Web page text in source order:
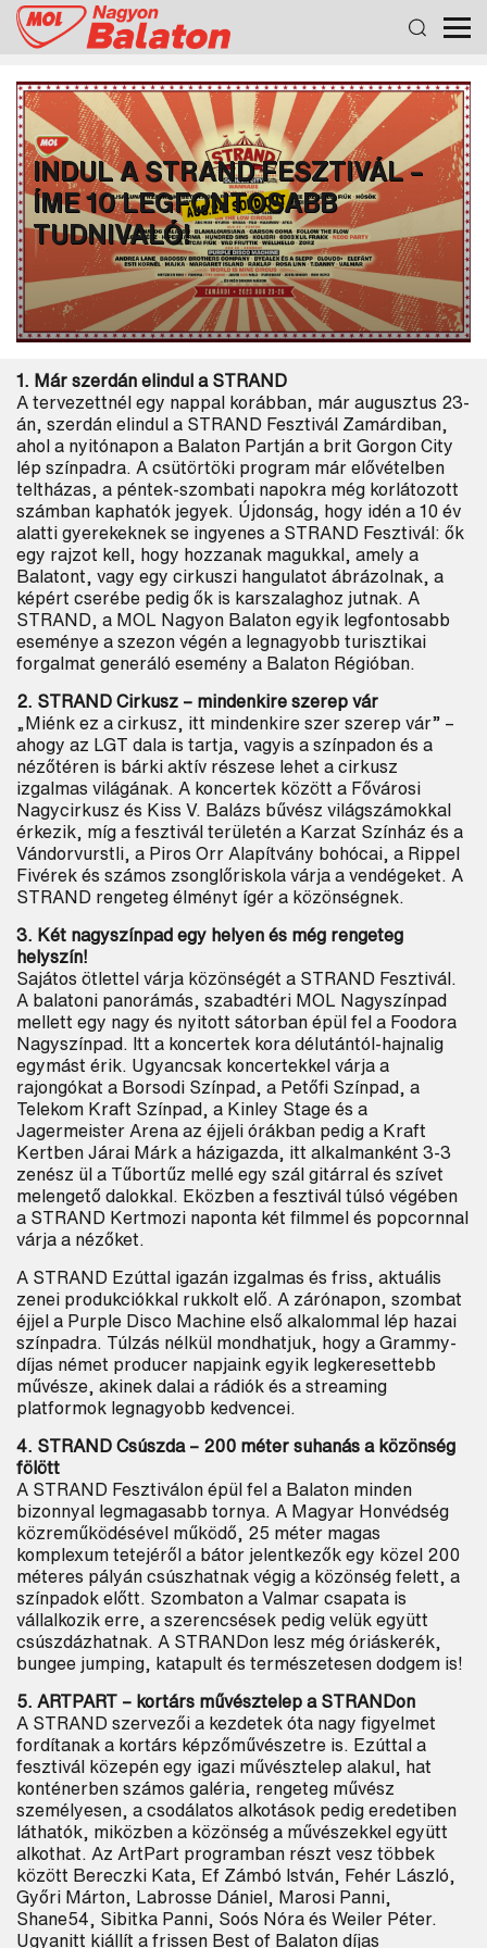
INDUL A STRAND FESZTIVÁL –
ÍME 10 LEGFONTOSABB
TUDNIVALÓ!
1. Már szerdán elindul a STRAND
A tervezettnél egy nappal korábban, már augusztus 23-
án, szerdán elindul a STRAND Fesztivál Zamárdiban,
ahol a nyitónapon a Balaton Partján a brit Gorgon City
lép színpadra. A csütörtöki program már elővételben
teltházas, a péntek-szombati napokra még korlátozott
számban kaphatók jegyek. Újdonság, hogy idén a 10 év
alatti gyerekeknek se ingyenes a STRAND Fesztivál: ők
egy rajzot kell, hogy hozzanak magukkal, amely a
Balatont, vagy egy cirkuszi hangulatot ábrázolnak, a
képért cserébe pedig ők is karszalaghoz jutnak. A
STRAND, a MOL Nagyon Balaton egyik legfontosabb
eseménye a szezon végén a legnagyobb turisztikai
forgalmat generáló esemény a Balaton Régióban.
2. STRAND Cirkusz – mindenkire szerep vár
„Miénk ez a cirkusz, itt mindenkire szer szerep vár” –
ahogy az LGT dala is tartja, vagyis a színpadon és a
nézőtéren is bárki aktív részese lehet a cirkusz
izgalmas világának. A koncertek között a Fővárosi
Nagycirkusz és Kiss V. Balázs bűvész világszámokkal
érkezik, míg a fesztivál területén a Karzat Színház és a
Vándorvurstli, a Piros Orr Alapítvány bohócai, a Rippel
Fivérek és számos zsonglőriskola várja a vendégeket. A
STRAND rengeteg élményt ígér a közönségnek.
3. Két nagyszínpad egy helyen és még rengeteg
helyszín!
Sajátos ötlettel várja közönségét a STRAND Fesztivál.
A balatoni panorámás, szabadtéri MOL Nagyszínpad
mellett egy nagy és nyitott sátorban épül fel a Foodora
Nagyszínpad. Itt a koncertek kora délutántól-hajnalig
egymást érik. Ugyancsak koncertekkel várja a
rajongókat a Borsodi Színpad, a Petőfi Színpad, a
Telekom Kraft Színpad, a Kinley Stage és a
Jagermeister Arena az éjjeli órákban pedig a Kraft
Kertben Járai Márk a házigazda, itt alkalmanként 3-3
zenész ül a Tűbortűz mellé egy szál gitárral és szívet
melengető dalokkal. Eközben a fesztivál túlsó végében
a STRAND Kertmozi naponta két filmmel és popcornnal
várja a nézőket.
A STRAND Ezúttal igazán izgalmas és friss, aktuális
zenei produkciókkal rukkolt elő. A zárónapon, szombat
éjjel a Purple Disco Machine első alkalommal lép hazai
színpadra. Túlzás nélkül mondhatjuk, hogy a Grammy-
díjas német producer napjaink egyik legkeresettebb
művésze, akinek dalai a rádiók és a streaming
platformok legnagyobb kedvencei.
4. STRAND Csúszda – 200 méter suhanás a közönség
fölött
A STRAND Fesztiválon épül fel a Balaton minden
bizonnyal legmagasabb tornya. A Magyar Honvédség
közreműködésével működő, 25 méter magas
komplexum tetejéről a bátor jelentkezők egy közel 200
méteres pályán csúszhatnak végig a közönség felett, a
színpadok előtt. Szombaton a Valmar csapata is
vállalkozik erre, a szerencsések pedig velük együtt
csúszdázhatnak. A STRANDon lesz még óriáskerék,
bungee jumping, katapult és természetesen dodgem is!
5. ARTPART – kortárs művésztelep a STRANDon
A STRAND szervezői a kezdetek óta nagy figyelmet
fordítanak a kortárs képzőművészetre is. Ezúttal a
fesztivál közepén egy igazi művésztelep alakul, hat
konténerben számos galéria, rengeteg művész
személyesen, a csodálatos alkotások pedig eredetiben
láthatók, miközben a közönség a művészekkel együtt
alkothat. Az ArtPart programban részt vesz többek
között Bereczki Kata, Ef Zámbó István, Fehér László,
Győri Márton, Labrosse Dániel, Marosi Panni,
Shane54, Sibitka Panni, Soós Nóra és Weiler Péter.
Ugyanitt kiállít a frissen Best of Balaton díjas